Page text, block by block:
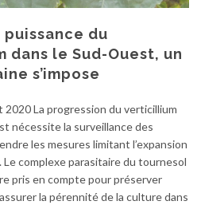
du
le Sud-Ouest, un
s’impose
2020 La progression du verticillium
nécessite la surveillance des
les mesures limitant l’expansion
Le complexe parasitaire du tournesol
pris en compte pour préserver
la pérennité de la culture dans